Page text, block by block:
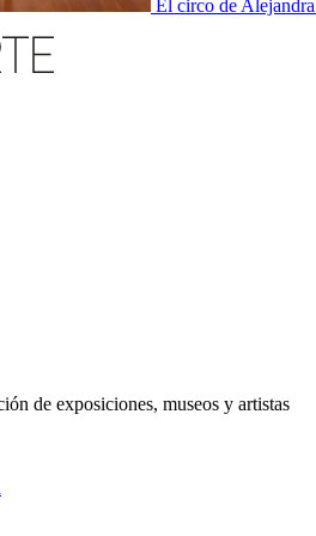
El circo de
de exposiciones, museos y artistas